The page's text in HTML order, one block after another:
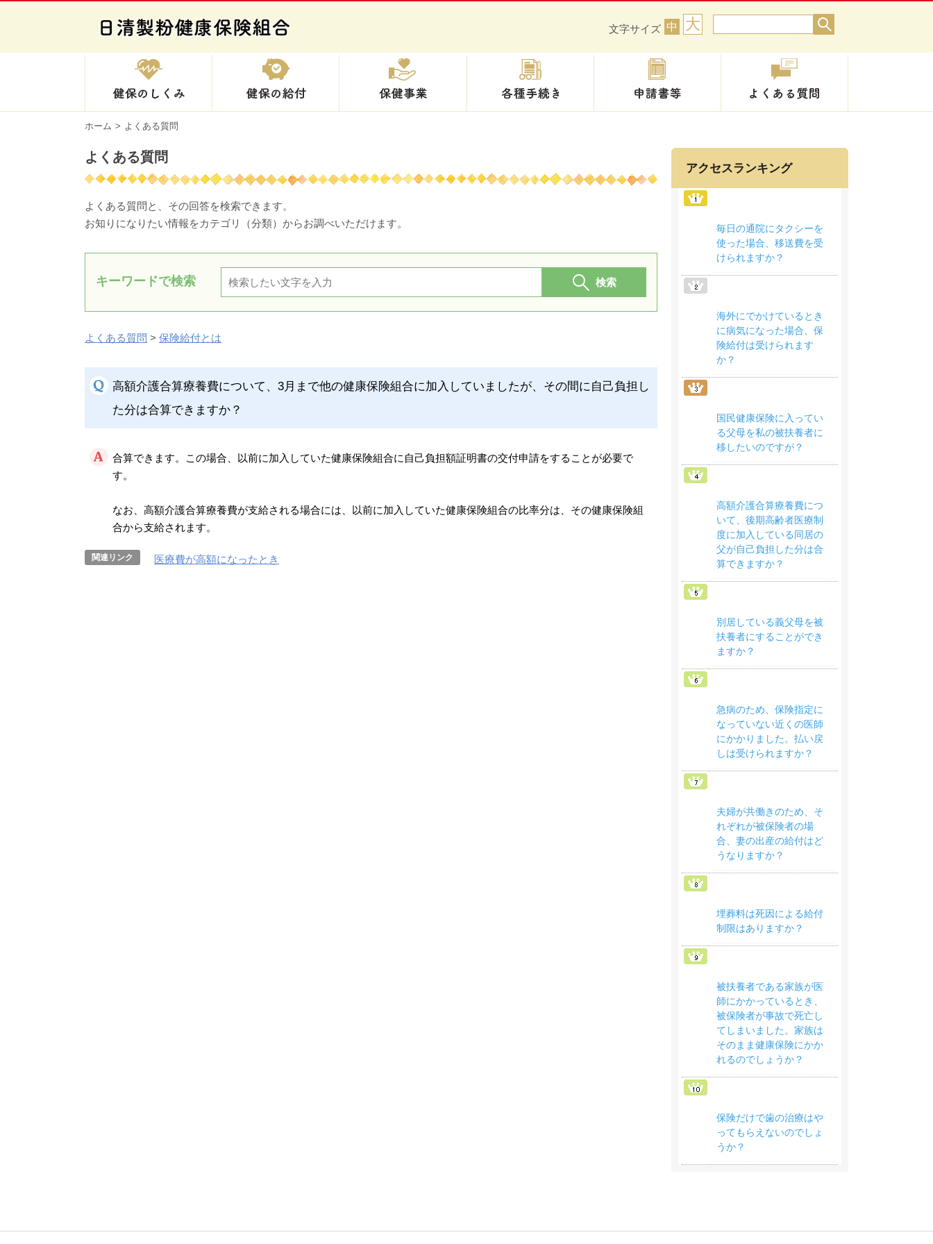
文字サイズ 中 大
健保のしくみ 健保の給付 保健事業 各種手続き 申請書等
ホーム よくある質問
よくある質問
よくある質問と、その回答を検索できます。
お知りになりたい情報をカテゴリ（分類）からお調べいただけます。
キーワードで検索 検索
よくある質問 > 保険給付とは
高額介護合算療養費について、3月まで他の健康保険組合に加入していましたが、その間に自己負担し
た分は合算できますか？
合算できます。この場合、以前に加入していた健康保険組合に自己負担額証明書の交付申請をすることが必要で
す。
なお、高額介護合算療養費が支給される場合には、以前に加入していた健康保険組合の比率分は、その健康保険組
合から支給されます。
医療費が高額になったとき
アクセスランキング
毎日の通院にタクシーを
使った場合、移送費を受
けられますか？
海外にでかけているとき
に病気になった場合、保
険給付は受けられます
か？
国民健康保険に入ってい
る父母を私の被扶養者に
移したいのですが？
高額介護合算療養費につ
いて、後期高齢者医療制
度に加入している同居の
父が自己負担した分は合
算できますか？
別居している義父母を被
扶養者にすることができ
ますか？
急病のため、保険指定に
なっていない近くの医師
にかかりました。払い戻
しは受けられますか？
夫婦が共働きのため、そ
れぞれが被保険者の場
合、妻の出産の給付はど
うなりますか？
埋葬料は死因による給付
制限はありますか？
被扶養者である家族が医
師にかかっているとき、
被保険者が事故で死亡し
てしまいました。家族は
そのまま健康保険にかか
れるのでしょうか？
保険だけで歯の治療はや
ってもらえないのでしょ
うか？